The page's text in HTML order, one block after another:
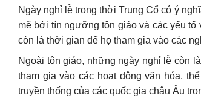
Ngày nghỉ lễ trong thời Trung Cổ có ý
mẽ bởi tín ngưỡng tôn giáo và các yếu
còn là thời gian để họ tham gia vào các
Ngoài tôn giáo, những ngày nghỉ lễ còn
tham gia vào các hoạt động văn hóa,
truyền thống của các quốc gia châu Âu